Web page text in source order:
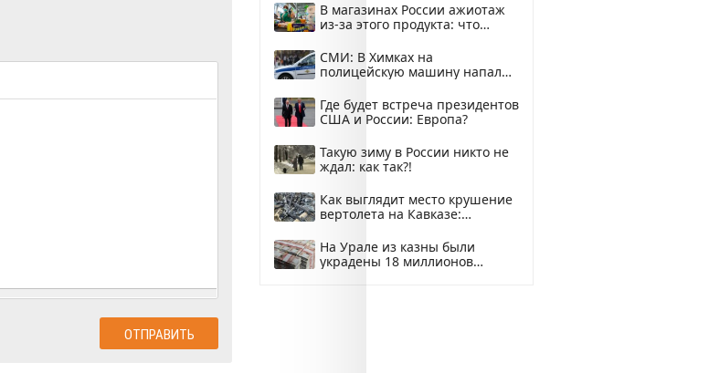
В магазинах России ажиотаж
из-за этого продукта: что
СМИ: В Химках на
полицейскую машину напали
Где будет встреча президентов
США и России: Европа?
Такую зиму в России никто не
ждал: как так?!
Как выглядит место крушение
вертолета на Кавказе:
На Урале из казны были
украдены 18 миллионов